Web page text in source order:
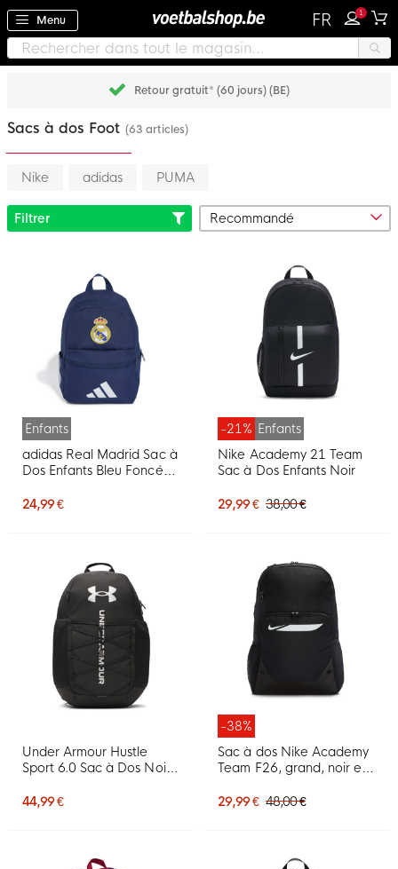
Menu FR 1
Retour gratuit* (60 jours) (BE)
Sacs à dos Foot (63 articles)
Nike adidas PUMA
Filtrer
Enfants
adidas Real Madrid Sac à
Dos Enfants Bleu Foncé
24,99 €
-21% Enfants
Nike Academy 21 Team
Sac à Dos Enfants Noir
29,99 € 38,00 €
Under Armour Hustle
Sport 6.0 Sac à Dos Noir
44,99 €
-38%
Sac à dos Nike Academy
Team F26, grand, noir et
29,99 € 48,00 €